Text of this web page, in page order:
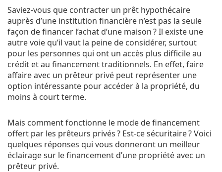
Saviez-vous que contracter un prêt hypothécaire
auprès d’une institution financière n’est pas la seule
façon de financer l’achat d’une maison ? Il existe une
autre voie qu’il vaut la peine de considérer, surtout
pour les personnes qui ont un accès plus difficile au
crédit et au financement traditionnels. En effet, faire
affaire avec un prêteur privé peut représenter une
option intéressante pour accéder à la propriété, du
moins à court terme.
Mais comment fonctionne le mode de financement
offert par les prêteurs privés ? Est-ce sécuritaire ? Voici
quelques réponses qui vous donneront un meilleur
éclairage sur le financement d’une propriété avec un
prêteur privé.